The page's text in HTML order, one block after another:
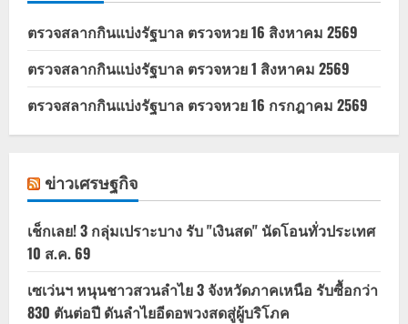
ตรวจสลากกินแบ่งรัฐบาล ตรวจหวย 16 สิงหาคม 2569
ตรวจสลากกินแบ่งรัฐบาล ตรวจหวย 1 สิงหาคม 2569
ตรวจสลากกินแบ่งรัฐบาล ตรวจหวย 16 กรกฎาคม 2569
ข่าวเศรษฐกิจ
เช็กเลย! 3 กลุ่มเปราะบาง รับ "เงินสด" นัดโอนทั่วประเทศ
10 ส.ค. 69
เซเว่นฯ หนุนชาวสวนลำไย 3 จังหวัดภาคเหนือ รับซื้อกว่า
830 ตันต่อปี ดันลำไยอีดอพวงสดสู่ผู้บริโภค